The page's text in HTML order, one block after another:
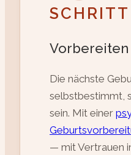
Vorbereiten
Die nächste
selbstbestimmt,
sein. Mit einer
— mit Vertrauen